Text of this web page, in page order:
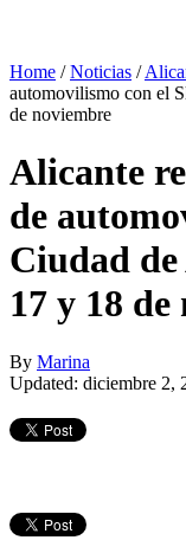
Home /Noticias /
automovilismo con el
de noviembre
Alicante
de
Ciudad
17 y 18
By Marina
Updated: diciembre 2,